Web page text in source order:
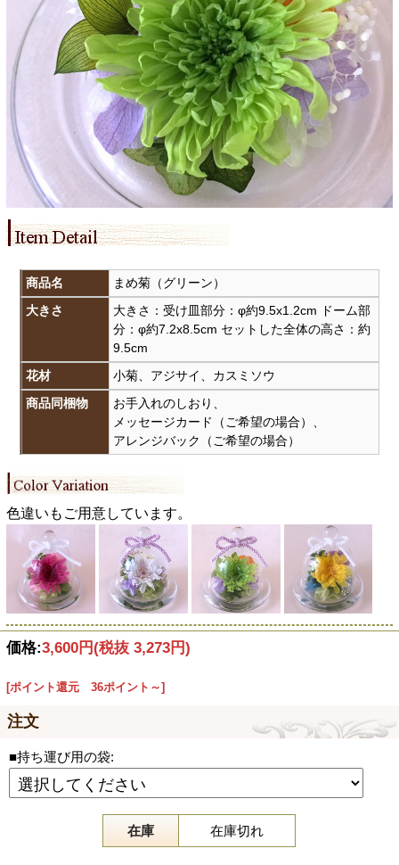
商品名
まめ菊（グリーン）
大きさ
大きさ：受け皿部分：φ約9.5x1.2cm ドーム部
分：φ約7.2x8.5cm セットした全体の高さ：約
9.5cm
花材
小菊、アジサイ、カスミソウ
商品同梱物
お手入れのしおり、
メッセージカード（ご希望の場合）、
アレンジバック（ご希望の場合）
色違いもご用意しています。
価格:3,600円(税抜 3,273円)
[ポイント還元 36ポイント～]
注文
■持ち運び用の袋:
在庫 在庫切れ